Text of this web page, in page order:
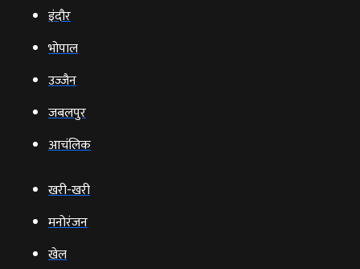
इंदौर
भोपाल
उज्‍जैन
जबलपुर
आचंलिक
खरी-खरी
मनोरंजन
खेल